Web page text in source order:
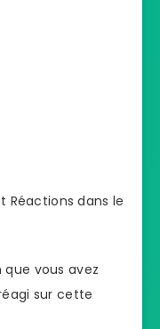
Réactions dans le
vous avez
sur cette